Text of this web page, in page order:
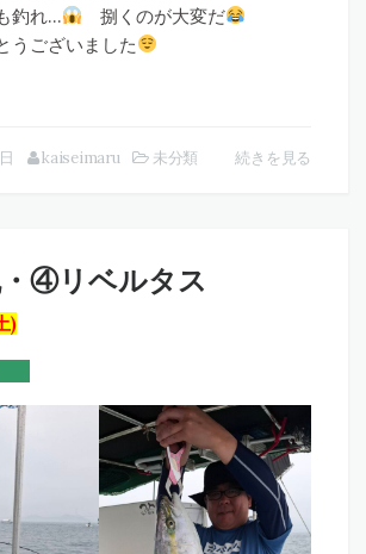
釣れ…
捌くのが大変だ
うございました
kaiseimaru 未分類 続きを見る
④リベルタス
)